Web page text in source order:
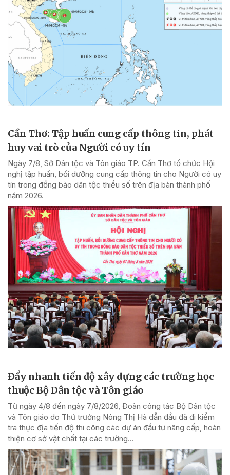
Cần Thơ: Tập huấn cung cấp thông tin, phát
huy vai trò của Người có uy tín
Ngày 7/8, Sở Dân tộc và Tôn giáo TP. Cần Thơ tổ chức Hội
nghị tập huấn, bồi dưỡng cung cấp thông tin cho Người có uy
tín trong đồng bào dân tộc thiểu số trên địa bàn thành phố
năm 2026.
Đẩy nhanh tiến độ xây dựng các trường học
thuộc Bộ Dân tộc và Tôn giáo
Từ ngày 4/8 đến ngày 7/8/2026, Đoàn công tác Bộ Dân tộc
và Tôn giáo do Thứ trưởng Nông Thị Hà dẫn đầu đã đi kiểm
tra thực địa tiến độ thi công các dự án đầu tư nâng cấp, hoàn
thiện cơ sở vật chất tại các trường...